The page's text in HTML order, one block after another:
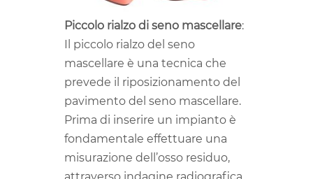
Piccolo rialzo di seno mascellare:
Il piccolo rialzo del seno
mascellare è una tecnica che
prevede il riposizionamento del
pavimento del seno mascellare.
Prima di inserire un impianto è
fondamentale effettuare una
misurazione dell’osso residuo,